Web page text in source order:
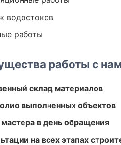
водостоков
работы
работы с
склад материалов
выполненных объектов
в день обращения
на всех этапах